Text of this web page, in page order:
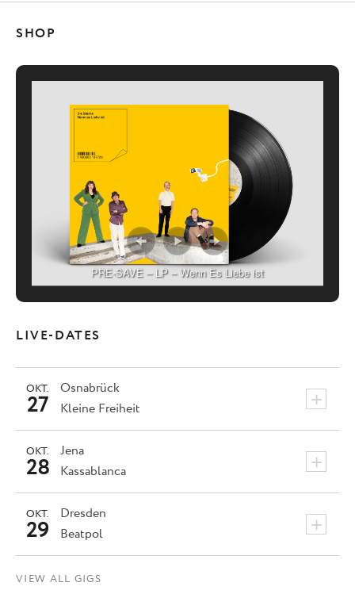
SHOP
PRE-SAVE – LP – Wenn Es Liebe ist
LIVE-DATES
Osnabrück +
OKT.
27 Kleine Freiheit
Jena +
OKT.
28 Kassablanca
Dresden +
OKT.
29 Beatpol
VIEW ALL GIGS